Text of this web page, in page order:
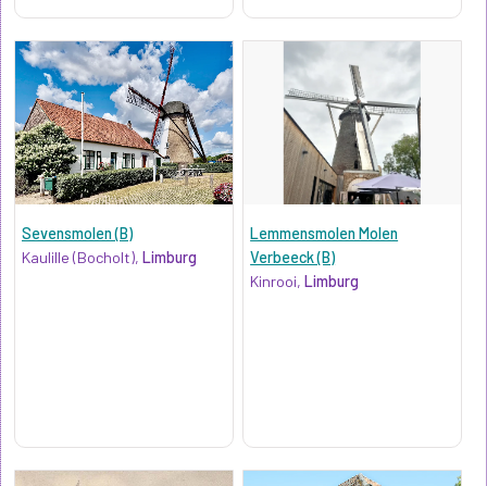
Sevensmolen (B)
Kaulille (Bocholt), Limburg
Lemmensmolen Molen
Verbeeck (B)
Kinrooi,Limburg